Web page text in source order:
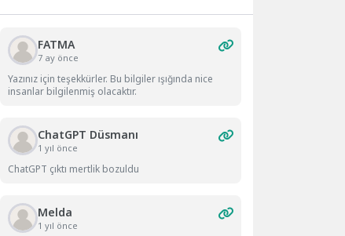
FATMA
7 ay önce
Yazınız için teşekkürler. Bu bilgiler ışığında nice
insanlar bilgilenmiş olacaktır.
ChatGPT Düsmanı
1 yıl önce
ChatGPT çıktı mertlik bozuldu
Melda
1 yıl önce